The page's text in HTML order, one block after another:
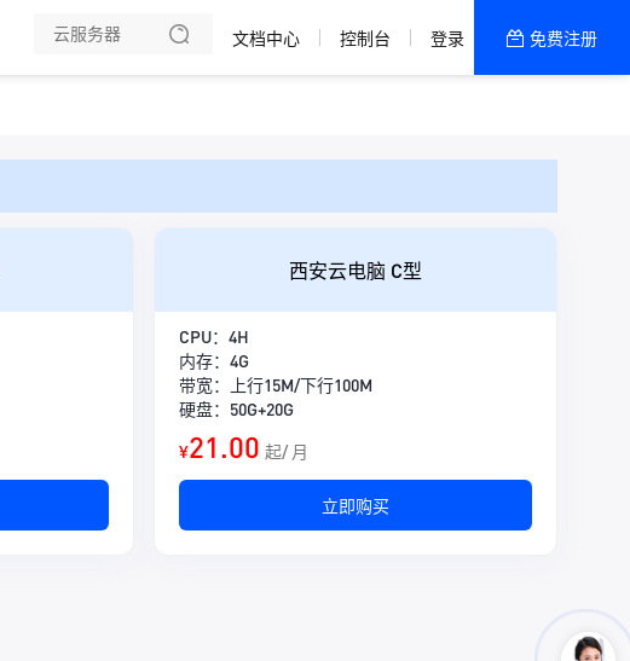
四区 · 精品大带宽
三区 · 精品20M
一区 · 精品20M
文档中心 控制台 登录 免费注册
西安云电脑 C型
CPU：4H
内存：4G
带宽：上行15M/下行100M
硬盘：50G+20G
¥21.00 起/ 月
立即购买